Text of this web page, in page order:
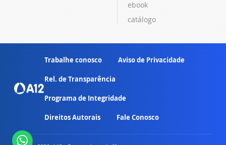
ebook
catálogo
Trabalhe conosco Aviso de Privacidade
Rel. de Transparência
Programa de Integridade
Direitos Autorais Fale Conosco